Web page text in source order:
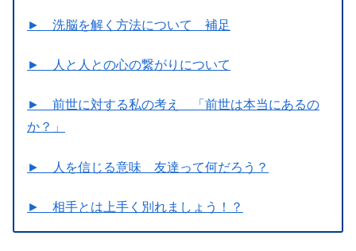
► 洗脳を解く方法について 補足
► 人と人との心の繋がりについて
► 前世に対する私の考え 「前世は本当にあるの
か？」
► 人を信じる意味 友達って何だろう？
► 相手とは上手く別れましょう！？